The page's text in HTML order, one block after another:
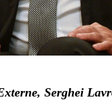
Serghei